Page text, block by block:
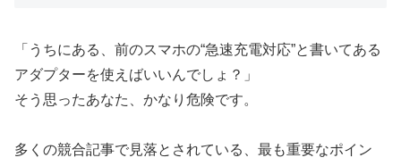
「うちにある、前のスマホの“急速充電対応”と書いてある
アダプターを使えばいいんでしょ？」
そう思ったあなた、かなり危険です。
多くの競合記事で見落とされている、最も重要なポイン